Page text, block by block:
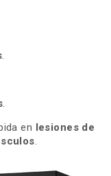
.
.
en lesiones de
.